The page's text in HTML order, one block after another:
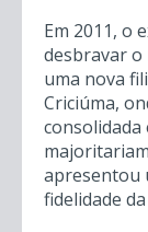
Em 2011, o
desbravar
uma nova
Criciúma,
consolidada
apresentou
fidelidade